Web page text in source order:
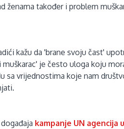
ženama također i problem
kažu da 'brane svoju čast'
muškarac' je često uloga koju
sa vrijednostima koje nam
kampanje UN agencija